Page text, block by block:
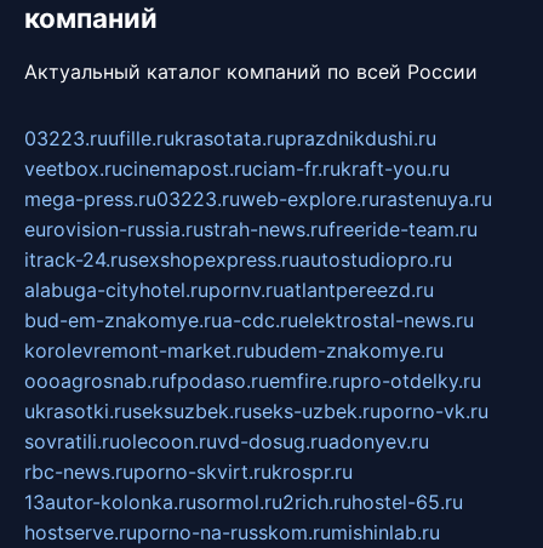
компаний
Актуальный каталог компаний по всей России
03223.ruufille.rukrasotata.ruprazdnikdushi.ru
veetbox.rucinemapost.ruciam-fr.rukraft-you.ru
mega-press.ru03223.ruweb-explore.rurastenuya.ru
eurovision-russia.rustrah-news.rufreeride-team.ru
itrack-24.rusexshopexpress.ruautostudiopro.ru
alabuga-cityhotel.rupornv.ruatlantpereezd.ru
bud-em-znakomye.rua-cdc.ruelektrostal-news.ru
korolevremont-market.rubudem-znakomye.ru
oooagrosnab.rufpodaso.ruemfire.rupro-otdelky.ru
ukrasotki.ruseksuzbek.ruseks-uzbek.ruporno-vk.ru
sovratili.ruolecoon.ruvd-dosug.ruadonyev.ru
rbc-news.ruporno-skvirt.rukrospr.ru
13autor-kolonka.rusormol.ru2rich.ruhostel-65.ru
hostserve.ruporno-na-russkom.rumishinlab.ru